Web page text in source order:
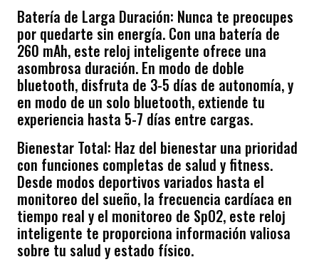
Batería de Larga Duración: Nunca te preocupes
por quedarte sin energía. Con una batería de
260 mAh, este reloj inteligente ofrece una
asombrosa duración. En modo de doble
bluetooth, disfruta de 3-5 días de autonomía, y
en modo de un solo bluetooth, extiende tu
experiencia hasta 5-7 días entre cargas.
Bienestar Total: Haz del bienestar una prioridad
con funciones completas de salud y fitness.
Desde modos deportivos variados hasta el
monitoreo del sueño, la frecuencia cardíaca en
tiempo real y el monitoreo de SpO2, este reloj
inteligente te proporciona información valiosa
sobre tu salud y estado físico.